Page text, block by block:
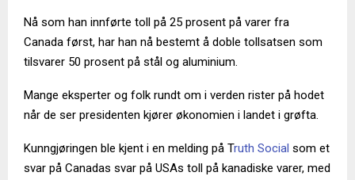
Nå som han innførte toll på 25 prosent på varer fra
Canada først, har han nå bestemt å doble tollsatsen som
tilsvarer 50 prosent på stål og aluminium.
Mange eksperter og folk rundt om i verden rister på hodet
når de ser presidenten kjører økonomien i landet i grøfta.
Kunngjøringen ble kjent i en melding på Truth Social som et
svar på Canadas svar på USAs toll på kanadiske varer, med